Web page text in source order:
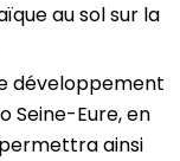
au sol sur la
développement
Seine-Eure, en
ainsi